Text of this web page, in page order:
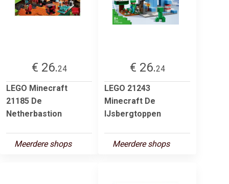
€ 26.24
LEGO Minecraft
21185 De
Netherbastion
Meerdere shops
€ 26.24
LEGO 21243
Minecraft De
IJsbergtoppen
Meerdere shops